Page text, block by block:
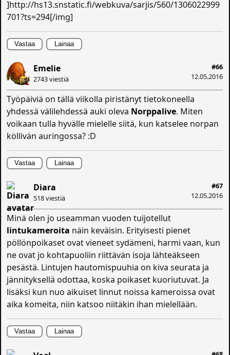
]http://hs13.snstatic.fi/webkuva/sarjis/560/1306022999
701?ts=294[/img]
Vastaa Lainaa
#66
12.05.2016
Emelie
2743 viestiä
Työpäiviä on tällä viikolla piristänyt tietokoneella
yhdessä välilehdessä auki oleva Norppalive. Miten
voikaan tulla hyvälle mielelle siitä, kun katselee norpan
köllivän auringossa? :D
Vastaa Lainaa
#67
12.05.2016
Diara
518 viestiä
Minä olen jo useamman vuoden tuijotellut
lintukameroita näin keväisin. Erityisesti pienet
pöllönpoikaset ovat vieneet sydämeni, harmi vaan, kun
ne ovat jo kohtapuoliin riittävän isoja lähteäkseen
pesästä. Lintujen hautomispuuhia on kiva seurata ja
jännityksellä odottaa, koska poikaset kuoriutuvat. Ja
lisäksi kun nuo aikuiset linnut noissa kameroissa ovat
aika komeita, niin katsoo niitäkin ihan mielellään.
Vastaa Lainaa